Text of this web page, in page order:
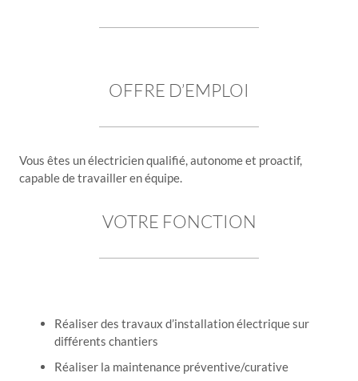
OFFRE D’EMPLOI
Vous êtes un électricien qualifié, autonome et proactif,
capable de travailler en équipe.
VOTRE FONCTION
Réaliser des travaux d’installation électrique sur
différents chantiers
Réaliser la maintenance préventive/curative